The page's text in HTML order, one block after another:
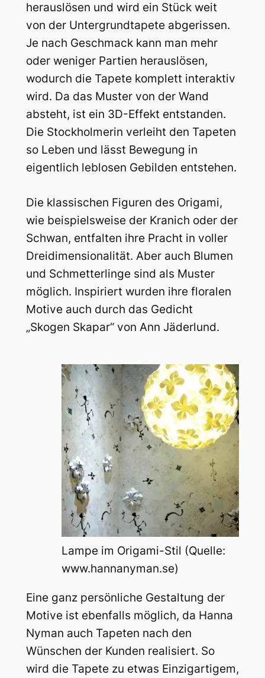
herauslösen und wird ein Stück weit
von der Untergrundtapete abgerissen.
Je nach Geschmack kann man mehr
oder weniger Partien herauslösen,
wodurch die Tapete komplett interaktiv
wird. Da das Muster von der Wand
absteht, ist ein 3D-Effekt entstanden.
Die Stockholmerin verleiht den Tapeten
so Leben und lässt Bewegung in
eigentlich leblosen Gebilden entstehen.
Die klassischen Figuren des Origami,
wie beispielsweise der Kranich oder der
Schwan, entfalten ihre Pracht in voller
Dreidimensionalität. Aber auch Blumen
und Schmetterlinge sind als Muster
möglich. Inspiriert wurden ihre floralen
Motive auch durch das Gedicht
„Skogen Skapar“ von Ann Jäderlund.
Lampe im Origami-Stil (Quelle:
www.hannanyman.se)
Eine ganz persönliche Gestaltung der
Motive ist ebenfalls möglich, da Hanna
Nyman auch Tapeten nach den
Wünschen der Kunden realisiert. So
wird die Tapete zu etwas Einzigartigem,